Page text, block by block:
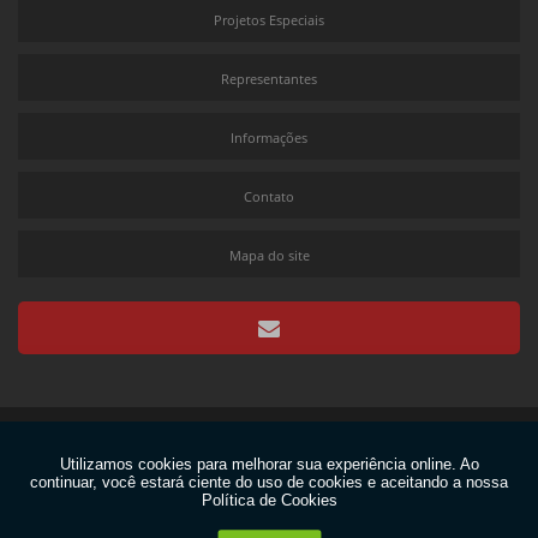
Máquina de impressão flexográfica
Maquina flexográfica a venda
Maquina flexográfica comprar
Impressora flexográfica a venda
Comprar maquina flexográfica
Projetos Especiais
Representantes
Informações
Contato
Mapa do site
W3C
W3C